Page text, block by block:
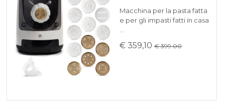
Macchina per la pasta fatta
e per gli impasti fatti in casa
€ 359,10 € 399.00